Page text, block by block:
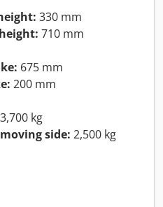
330 mm
710 mm
675 mm
200 mm
3,700 kg
side: 2,500 kg